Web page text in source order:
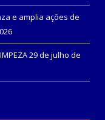
e amplia ações de
29 de julho de